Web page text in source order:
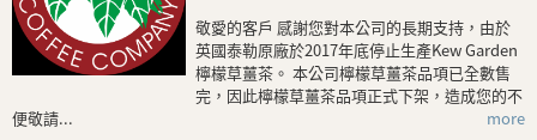
敬愛的客戶 感謝您對本公司的長期支持，由於
英國泰勒原廠於2017年底停止生產Kew Garden
檸檬草薑茶。 本公司檸檬草薑茶品項已全數售
完，因此檸檬草薑茶品項正式下架，造成您的不
便敬請...
more